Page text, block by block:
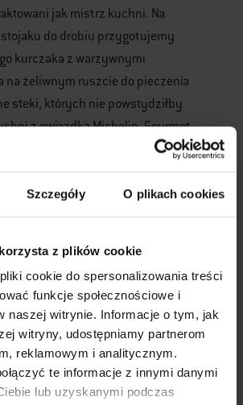
Szczegóły O plikach cookies
z plików cookie
cookie do spersonalizowania treści
funkcje społecznościowe i
naszej witrynie. Informacje o tym, jak
witryny, udostępniamy partnerom
reklamowym i analitycznym.
te informacje z innymi danymi
lub uzyskanymi podczas
jak mistrz kuchni. Na
stojaku do drobiu przygotujemy
kurczaka z warzywnymi
na żeliwnym ruszcie do pieczenia
steki, których nie powstydziłby
z gwiazdką Michelin. Gourmet
umożliwia także przyrządzenie nie
potraw z grilla, jak naleśniki,
gofry, tosty, a nawet
deser w formie ciasta.
kamień do pizzy, wkład do
lub żeliwną płytę. W ten
zwiększymy nasze
zachwycimy gości unikalnym
z systemem GBS
zatem kilkudaniowy posiłek.
przez cały dzień, zastępując